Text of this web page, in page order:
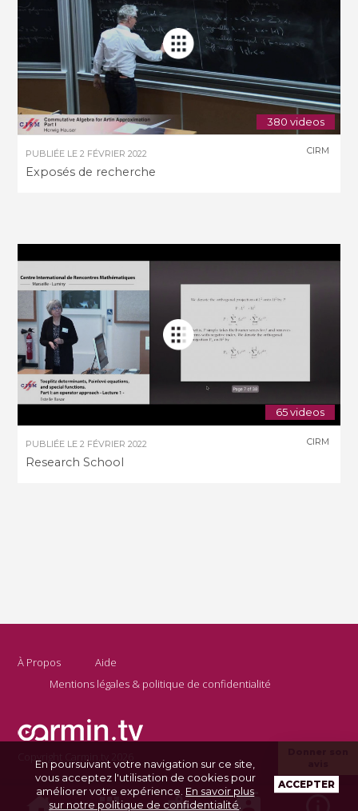
380 videos
PUBLIÉE LE2 FÉVRIER 2022
Exposés de recherche
CIRM
65 videos
PUBLIÉE LE2 FÉVRIER 2022
Research School
CIRM
À Propos
Aide
Mentions légales & politique de confidentialité
Copyright Carmin.tv 2026
En poursuivant votre navigation sur ce site,
vous acceptez l'utilisation de cookies pour
améliorer votre expérience. En savoir plus
sur notre politique de confidentialité
ACCEPTER